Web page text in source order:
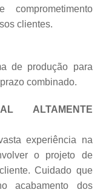
clientes.
de produção para
combinado.
ALTAMENTE
experiência na
o projeto de
Cuidado que
acabamento dos